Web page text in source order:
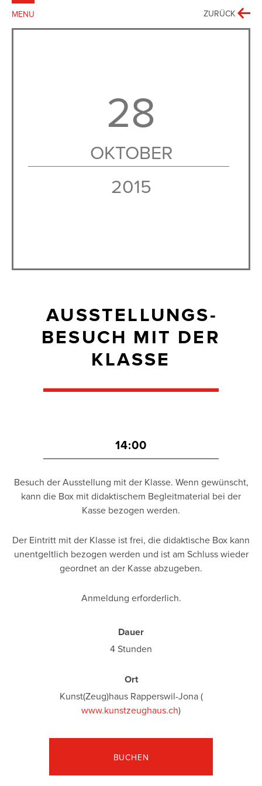
MENU
SCHLIESSEN ZURÜCK
28
OKTOBER
2015
AUSSTELLUNGS­
BESUCH MIT DER
KLASSE
14:00
Besuch der Ausstellung mit der Klasse. Wenn gewünscht,
kann die Box mit didaktischem Begleitmaterial bei der
Kasse bezogen werden.
Der Eintritt mit der Klasse ist frei, die didaktische Box kann
unentgeltlich bezogen werden und ist am Schluss wieder
geordnet an der Kasse abzugeben.
Anmeldung erforderlich.
Dauer
4 Stunden
Ort
Kunst(Zeug)haus Rapperswil-Jona (
www.kunstzeughaus.ch)
BUCHEN